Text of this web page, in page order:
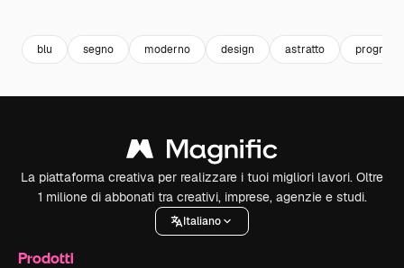
blu segno moderno design astratto progressi
La piattaforma creativa per realizzare i tuoi migliori lavori. Oltre
1 milione di abbonati tra creativi, imprese, agenzie e studi.
Italiano
Prodotti